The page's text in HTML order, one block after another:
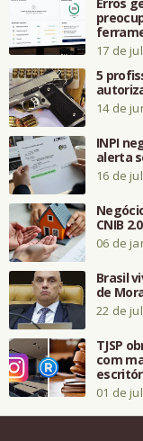
Erros
17 de
5
14 de
INPI
alerta
16 de
CNIB
06 de
Brasil
de
22 de
TJSP
com
01 de